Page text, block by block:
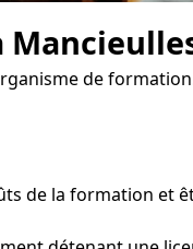
de
de la formation et